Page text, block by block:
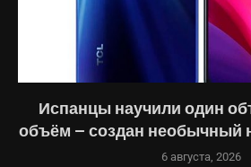
Испанцы научили один
объём — создан необычный
6 августа, 2026